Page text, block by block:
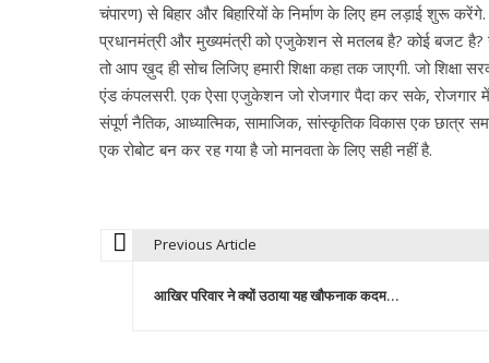
चंपारण) से बिहार और बिहारियों के निर्माण के लिए हम लड़ाई शुरू
प्रधानमंत्री और मुख्यमंत्री को एजुकेशन से मतलब है? कोई बजट है?
तो आप ख़ुद ही सोच लिजिए हमारी शिक्षा कहा तक जाएगी. जो
एंड कंपलसरी. एक ऐसा एजुकेशन जो रोजगार पैदा कर सके, रोजगार
संपूर्ण नैतिक, आध्यात्मिक, सामाजिक, सांस्कृतिक विकास एक छात्र
एक रोबोट बन कर रह गया है जो मानवता के लिए सही नहीं है.
Previous Article
आखिर परिवार ने क्यों उठाया यह खौफनाक कदम…